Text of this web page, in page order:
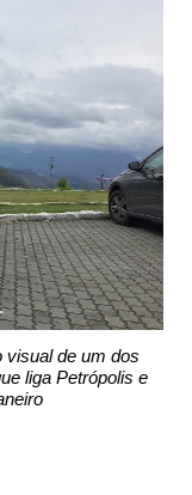
visual de um dos
liga Petrópolis e